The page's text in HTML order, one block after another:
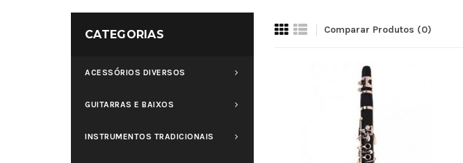
CATEGORIAS
ACESSÓRIOS DIVERSOS
GUITARRAS E BAIXOS
INSTRUMENTOS TRADICIONAIS
Comparar Produtos (0)